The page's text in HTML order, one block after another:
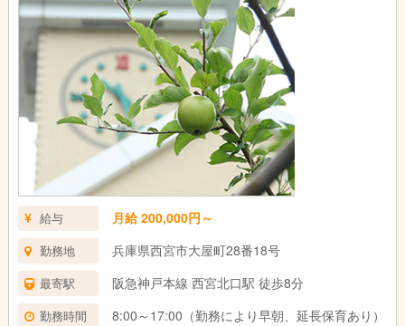
給与 月給 200,000円～
勤務地 兵庫県西宮市大屋町28番18号
最寄駅 阪急神戸本線 西宮北口駅 徒歩8分
勤務時間 8:00～17:00（勤務により早朝、延長保育あり）